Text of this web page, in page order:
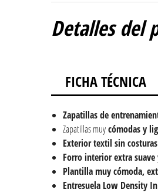
Detalles del
FICHA TÉCNICA
Zapatillas de
Zapatillas muycómodas y
Exterior textil sin costuras
Forro interior extra suave
Plantilla muy cómoda,
Entresuela Low Density